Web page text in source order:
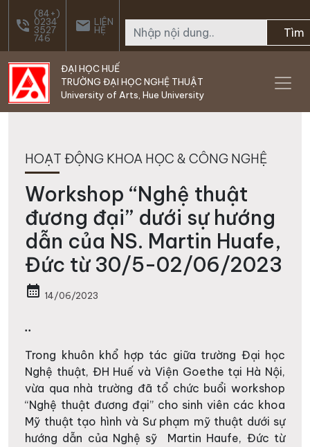
Skip to main content
phone_in_talk
(84+)
0234
3527
746
email LIÊN
HỆ Tìm
ĐẠI HỌC HUẾ
TRƯỜNG ĐẠI HỌC NGHỆ THUẬT
University of Arts, Hue University
HOẠT ĐỘNG KHOA HỌC & CÔNG NGHỆ
Workshop “Nghệ thuật
đương đại” dưới sự hướng
dẫn của NS. Martin Huafe,
Đức từ 30/5-02/06/2023
calendar_month 14/06/2023
..
Trong khuôn khổ hợp tác giữa trường Đại học
Nghệ thuật, ĐH Huế và Viện Goethe tại Hà Nội,
vừa qua nhà trường đã tổ chức buổi workshop
“Nghệ thuật đương đại” cho sinh viên các khoa
Mỹ thuật tạo hình và Sư phạm mỹ thuật dưới sự
hướng dẫn của Nghệ sỹ Martin Haufe, Đức từ